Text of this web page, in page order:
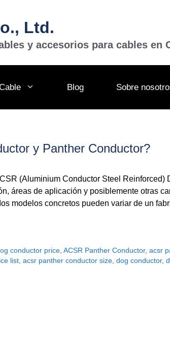
Ltd.
y accesorios para cables en
Blog Sobre
y Panther Conductor?
(Aluminium Conductor Steel Reinforced)
áreas de aplicación y posiblemente otras
modelos concretos pueden variar de un
conductor price, ACSR Panther Conductor, acsr
list, acsr panther conductor size, dog conductor,